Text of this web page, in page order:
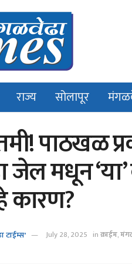
राज्य सोलापूर
पाठखळ
मधून
टाईम्स' July 28, 2025 inक्राईम,